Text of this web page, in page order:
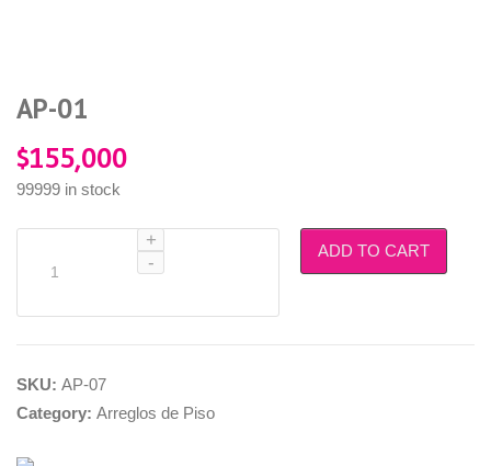
AP-01
$155,000
99999 in stock
ADD TO CART
SKU: AP-07
Category: Arreglos de Piso